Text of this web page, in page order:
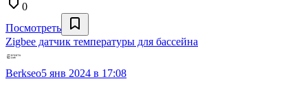
0
Посмотреть
Zigbee датчик температуры для бассейна
Berkseo5 янв 2024 в 17:08